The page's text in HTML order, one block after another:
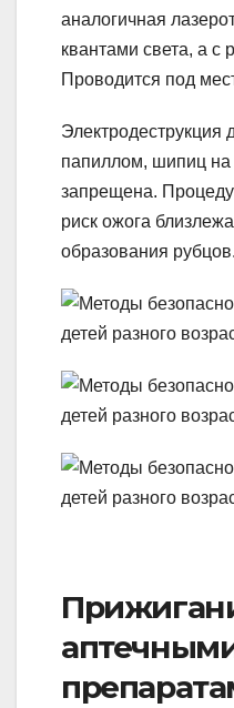
аналогичная
квантами света, а с
Проводится под
Электродеструкция
папиллом, шипиц на
запрещена.
риск ожога
образования рубцов.